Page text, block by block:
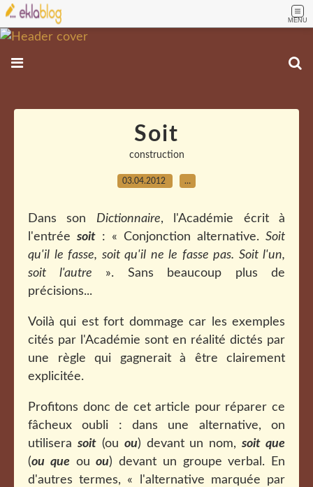
MENU
Soit
construction
03.04.2012 …
Dans son Dictionnaire, l'Académie écrit à
l'entrée soit : « Conjonction alternative. Soit
qu'il le fasse, soit qu'il ne le fasse pas. Soit l'un,
soit l'autre ». Sans beaucoup plus de
précisions...
Voilà qui est fort dommage car les exemples
cités par l'Académie sont en réalité dictés par
une règle qui gagnerait à être clairement
explicitée.
Profitons donc de cet article pour réparer ce
fâcheux oubli : dans une alternative, on
utilisera soit(ou ou) devant un nom,soit que
(ou queouou) devant un groupe verbal. En
d'autres termes, «
l'alternative marquée par